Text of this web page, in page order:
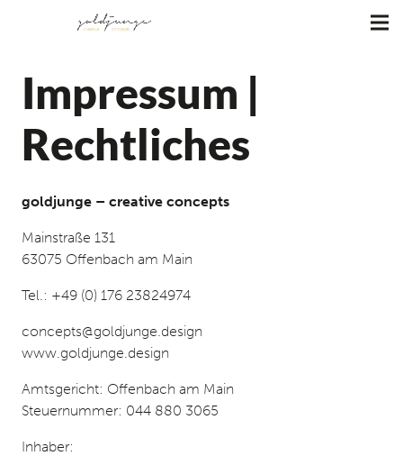
Impressum |
Rechtliches
goldjunge – creative concepts
Mainstraße 131
63075 Offenbach am Main
Tel.: +49 (0) 176 23824974
concepts@goldjunge.design
www.goldjunge.design
Amtsgericht: Offenbach am Main
Steuernummer: 044 880 3065
Inhaber: